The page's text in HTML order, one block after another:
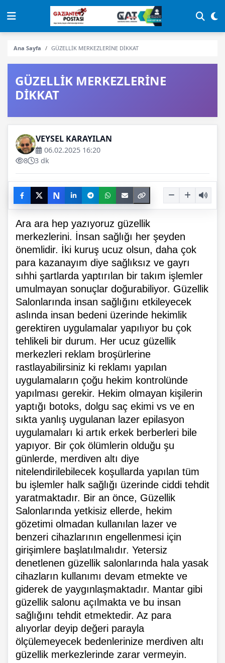
Ana Sayfa GÜZELLİK MERKEZLERİNE DİKKAT
GÜZELLİK MERKEZLERİNE
DİKKAT
VEYSEL KARAYILAN
06.02.2025 16:20
8
3 dk
N
Ara ara hep yazıyoruz güzellik
merkezlerini. İnsan sağlığı her şeyden
önemlidir. İki kuruş ucuz olsun, daha çok
para kazanayım diye sağlıksız ve gayrı
sıhhi şartlarda yaptırılan bir takım işlemler
umulmayan sonuçlar doğurabiliyor. Güzellik
Salonlarında insan sağlığını etkileyecek
aslında insan bedeni üzerinde hekimlik
gerektiren uygulamalar yapılıyor bu çok
tehlikeli bir durum. Her ucuz güzellik
merkezleri reklam broşürlerine
rastlayabilirsiniz ki reklamı yapılan
uygulamaların çoğu hekim kontrolünde
yapılması gerekir. Hekim olmayan kişilerin
yaptığı botoks, dolgu saç ekimi vs ve en
sıkta yanlış uygulanan lazer epilasyon
uygulamaları ki artık erkek berberleri bile
yapıyor. Bir çok ölümlerin olduğu şu
günlerde, merdiven altı diye
nitelendirilebilecek koşullarda yapılan tüm
bu işlemler halk sağlığı üzerinde ciddi tehdit
yaratmaktadır. Bir an önce, Güzellik
Salonlarında yetkisiz ellerde, hekim
gözetimi olmadan kullanılan lazer ve
benzeri cihazlarının engellenmesi için
girişimlere başlatılmalıdır. Yetersiz
denetlenen güzellik salonlarında hala yasak
cihazların kullanımı devam etmekte ve
giderek de yaygınlaşmaktadır. Mantar gibi
güzellik salonu açılmakta ve bu insan
sağlığını tehdit etmektedir. Az para
alıyorlar deyip değeri parayla
ölçülemeyecek bedenlerinize merdiven altı
güzellik merkezlerinde zarar vermeyin.